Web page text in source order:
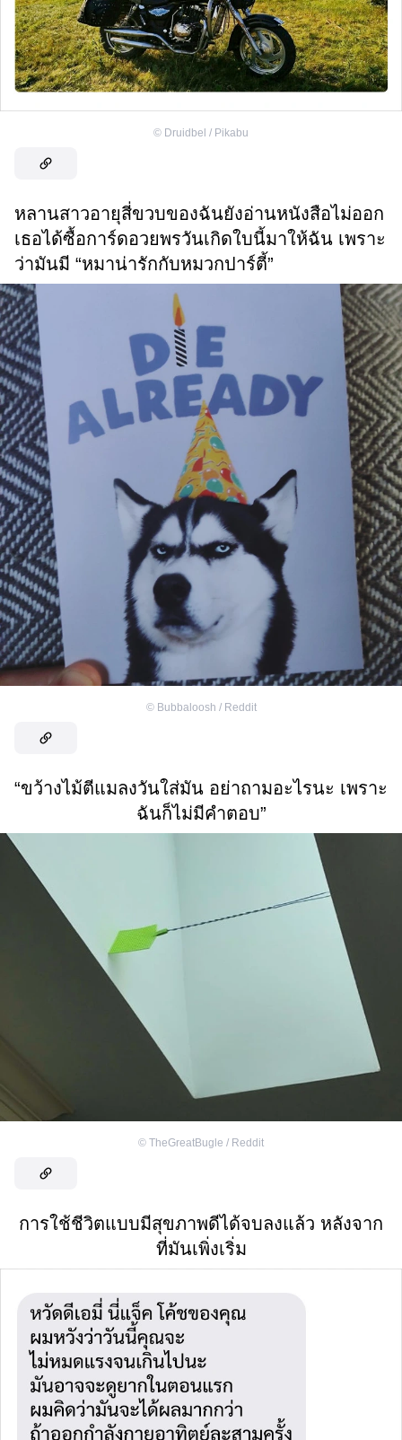
© Druidbel / Pikabu
หลานสาวอายุสี่ขวบของฉันยังอ่านหนังสือไม่ออก
เธอได้ซื้อการ์ดอวยพรวันเกิดใบนี้มาให้ฉัน เพราะ
ว่ามันมี “หมาน่ารักกับหมวกปาร์ตี้”
© Bubbaloosh / Reddit
“ขว้างไม้ตีแมลงวันใส่มัน อย่าถามอะไรนะ เพราะ
ฉันก็ไม่มีคำตอบ”
© TheGreatBugle / Reddit
การใช้ชีวิตแบบมีสุขภาพดีได้จบลงแล้ว หลังจาก
ที่มันเพิ่งเริ่ม